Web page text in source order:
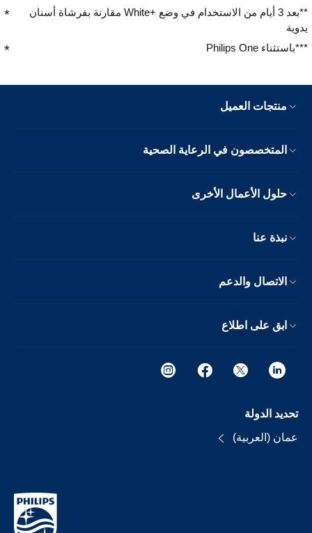
**بعد 3 أيام من الاستخدام في وضع White+‎ مقارنة بفرشاة أسنان
يدوية
***باستثناء Philips One
منتجات العميل
المتخصصون في الرعاية الصحية
حلول الأعمال الأخرى
نبذة عنا
الاتصال والدعم
ابق على اطلاع
تحديد الدولة
عمان (العربية)